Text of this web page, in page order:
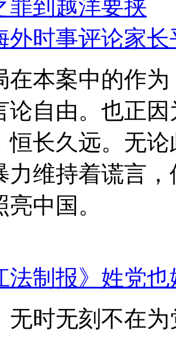
罪到越洋要挟
时事评论家长
在本案中的作
论自由。也正
恒长久远。无
力维持着谎言
中国。
法制报》姓党
无时无刻不在